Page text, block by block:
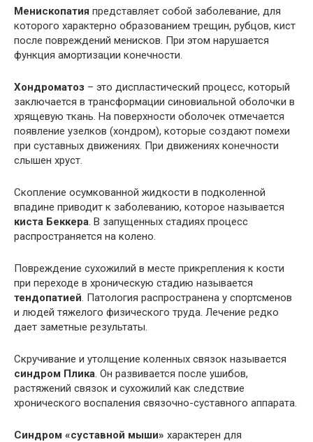
Менископатия представляет собой заболевание, для
которого характерно образованием трещин, рубцов, кист
после повреждений менисков. При этом нарушается
функция амортизации конечности.
Хондроматоз – это диспластический процесс, который
заключается в трансформации синовиальной оболочки в
хрящевую ткань. На поверхности оболочек отмечается
появление узелков (хондром), которые создают помехи
при суставных движениях. При движениях конечности
слышен хруст.
Скопление осумкованной жидкости в подколенной
впадине приводит к заболеванию, которое называется
киста Беккера . В запущенных стадиях процесс
распространяется на колено.
Повреждение сухожилий в месте прикрепления к кости
при переходе в хроническую стадию называется
тендопатией . Патология распространена у спортсменов
и людей тяжелого физического труда. Лечение редко
дает заметные результаты.
Скручивание и утолщение коленных связок называется
синдром Плика . Он развивается после ушибов,
растяжений связок и сухожилий как следствие
хронического воспаления связочно-суставного аппарата.
Синдром «суставной мыши» характерен для